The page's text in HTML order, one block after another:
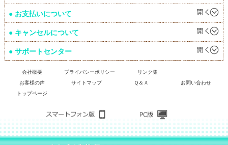
お支払いについて
キャンセルについて
サポートセンター
会社概要 プライバシーポリシー
リンク集
お客様の声
サイトマップ Ｑ＆Ａ
お問い合わせ
トップページ